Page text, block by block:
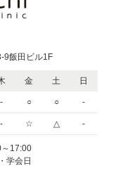
9飯田ビル1F
金 土 日
- ○ ○ -
- ☆ △ -
17:00
学会日